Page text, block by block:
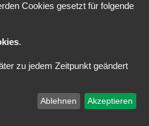
Software © phpBB Limited
Nutzungsbedingungen
Cookies gesetzt für folgende
.
zu jedem Zeitpunkt geändert
Ablehnen Akzeptieren